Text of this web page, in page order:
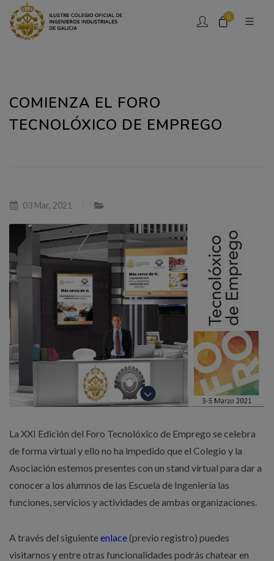
0
COMIENZA EL FORO
TECNOLÓXICO DE EMPREGO
03 Mar, 2021
La XXI Edición del Foro Tecnolóxico de Emprego se celebra
de forma virtual y ello no ha impedido que el Colegio y la
Asociación estemos presentes con un stand virtual para dar a
conocer a los alumnos de las Escuela de Ingeniería las
funciones, servicios y actividades de ambas organizaciones.
A través del siguienteenlace(previo registro) puedes
visitarnos y entre otras funcionalidades podrás chatear en